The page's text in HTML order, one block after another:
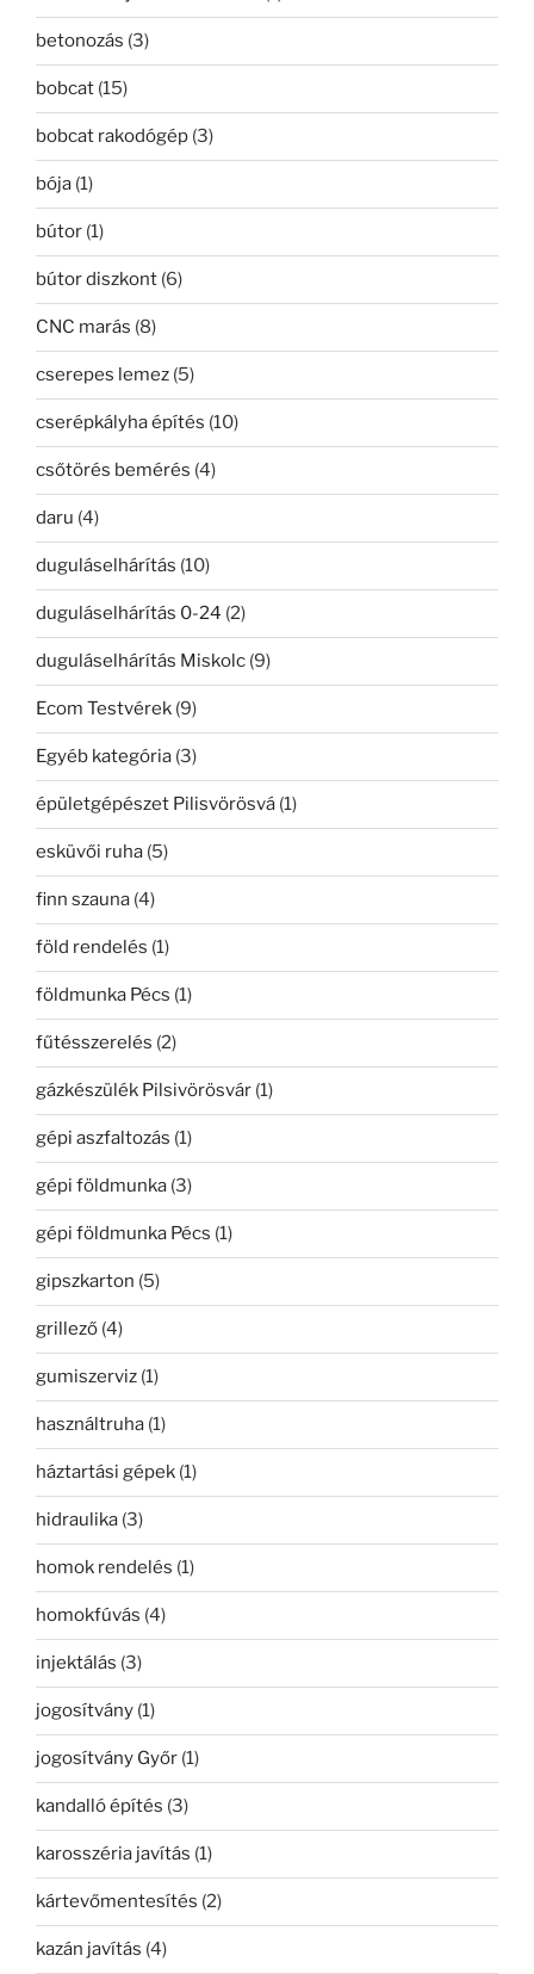
betonozás (3)
bobcat (15)
bobcat rakodógép (3)
bója (1)
bútor (1)
bútor diszkont (6)
CNC marás (8)
cserepes lemez (5)
cserépkályha építés (10)
csőtörés bemérés (4)
daru (4)
duguláselhárítás (10)
duguláselhárítás 0-24 (2)
duguláselhárítás Miskolc (9)
Ecom Testvérek (9)
Egyéb kategória (3)
épületgépészet Pilisvörösvá (1)
esküvői ruha (5)
finn szauna (4)
föld rendelés (1)
földmunka Pécs (1)
fűtésszerelés (2)
gázkészülék Pilsivörösvár (1)
gépi aszfaltozás (1)
gépi földmunka (3)
gépi földmunka Pécs (1)
gipszkarton (5)
grillező (4)
gumiszerviz (1)
használtruha (1)
háztartási gépek (1)
hidraulika (3)
homok rendelés (1)
homokfúvás (4)
injektálás (3)
jogosítvány (1)
jogosítvány Győr (1)
kandalló építés (3)
karosszéria javítás (1)
kártevőmentesítés (2)
kazán javítás (4)